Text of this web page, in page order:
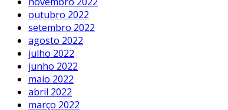
outubro 2022
setembro 2022
agosto 2022
julho 2022
junho 2022
maio 2022
abril 2022
março 2022